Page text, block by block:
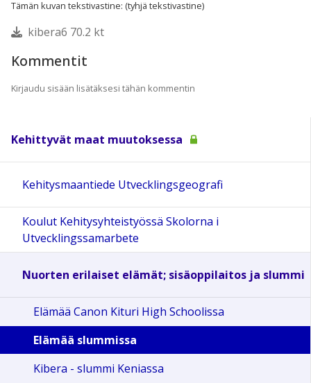
Tämän kuvan tekstivastine: (tyhjä tekstivastine)
kibera6 70.2 kt
Kommentit
Kirjaudu sisään lisätäksesi tähän kommentin
Kehittyvät maat muutoksessa
Kehitysmaantiede Utvecklingsgeografi
Koulut Kehitysyhteistyössä Skolorna i
Utvecklingssamarbete
Nuorten erilaiset elämät; sisäoppilaitos ja slummi
Elämää Canon Kituri High Schoolissa
Elämää slummissa
Kibera - slummi Keniassa